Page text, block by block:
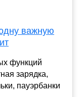
важную
функций
зарядка,
пауэрбанки